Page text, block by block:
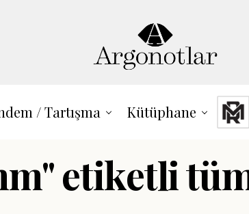
/ Tartışma Kütüphane
etiketli